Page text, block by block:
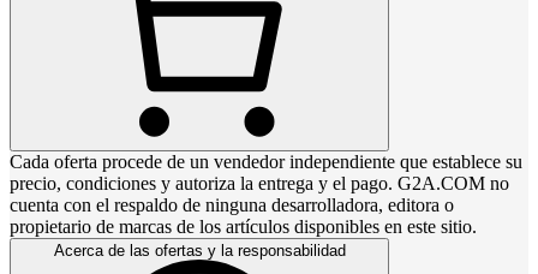
Cada oferta procede de un vendedor independiente que establece su
precio, condiciones y autoriza la entrega y el pago. G2A.COM no
cuenta con el respaldo de ninguna desarrolladora, editora o
propietario de marcas de los artículos disponibles en este sitio.
Acerca de las ofertas y la responsabilidad